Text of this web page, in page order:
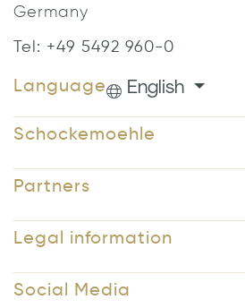
Germany
Tel: +49 5492 960-0
Language English
Schockemoehle
Partners
Legal information
Social Media